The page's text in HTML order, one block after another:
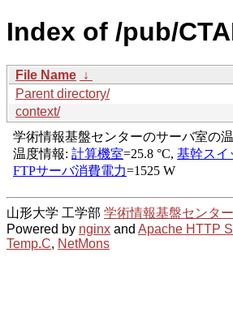
Index of /pub/
File Name ↓
Parent directory/
context/
山形大学 工学部 学術情報基盤センター
Powered by nginx and Apache HTTP
Temp.C, NetMons